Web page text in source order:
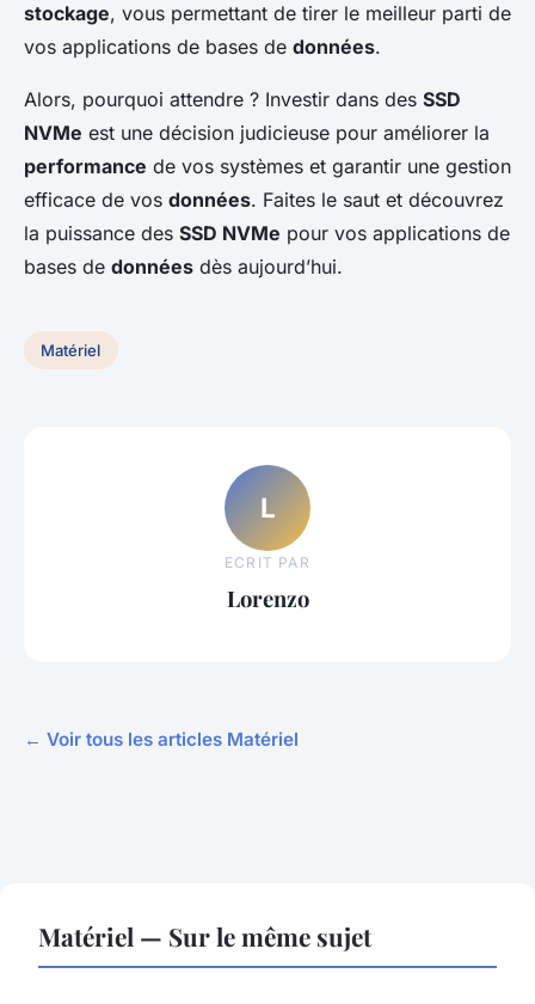
stockage, vous permettant de tirer le meilleur parti de
vos applications de bases de données.
Alors, pourquoi attendre ? Investir dans des SSD
NVMe est une décision judicieuse pour améliorer la
performance de vos systèmes et garantir une gestion
efficace de vos données. Faites le saut et découvrez
la puissance des SSD NVMe pour vos applications de
bases de données dès aujourd’hui.
Matériel
L
ECRIT PAR
Lorenzo
← Voir tous les articles Matériel
Matériel — Sur le même sujet